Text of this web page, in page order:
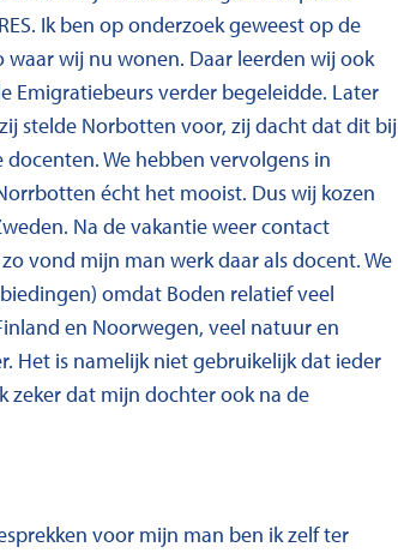
Ik ben op onderzoek geweest op de
wij nu wonen. Daar leerden wij ook
Emigratiebeurs verder begeleidde. Later
stelde Norbotten voor, zij dacht dat dit bij
We hebben vervolgens in
écht het mooist. Dus wij kozen
Na de vakantie weer contact
vond mijn man werk daar als docent. We
omdat Boden relatief veel
en Noorwegen, veel natuur en
Het is namelijk niet gebruikelijk dat ieder
zeker dat mijn dochter ook na de
voor mijn man ben ik zelf ter